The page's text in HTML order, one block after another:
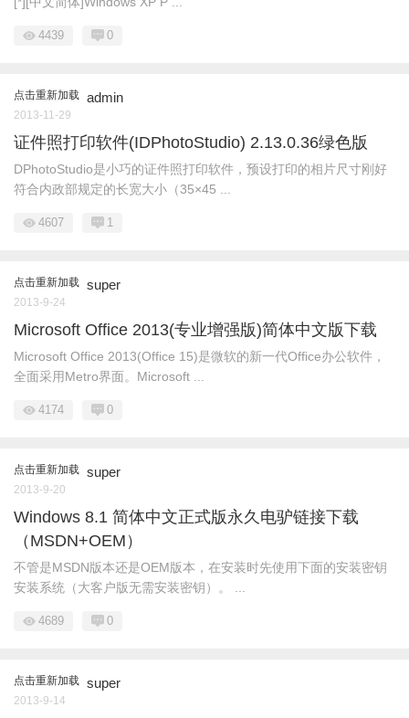
4439 0
点击重新加载 admin
2013-11-29
证件照打印软件(IDPhotoStudio) 2.13.0.36绿色版
DPhotoStudio是小巧的证件照打印软件，预设打印的相片尺寸刚好
符合内政部规定的长宽大小（35×45 ...
4607 1
点击重新加载 super
2013-9-24
Microsoft Office 2013(专业增强版)简体中文版下载
Microsoft Office 2013(Office 15)是微软的新一代Office办公软件，
全面采用Metro界面。Microsoft ...
4174 0
点击重新加载 super
2013-9-20
Windows 8.1 简体中文正式版永久电驴链接下载
（MSDN+OEM）
不管是MSDN版本还是OEM版本，在安装时先使用下面的安装密钥
安装系统（大客户版无需安装密钥）。 ...
4689 0
点击重新加载 super
2013-9-14